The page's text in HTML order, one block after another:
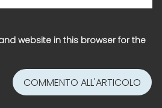
website in this browser for the